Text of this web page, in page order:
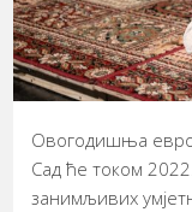
Овогодишња
Сад ће током
занимљивих